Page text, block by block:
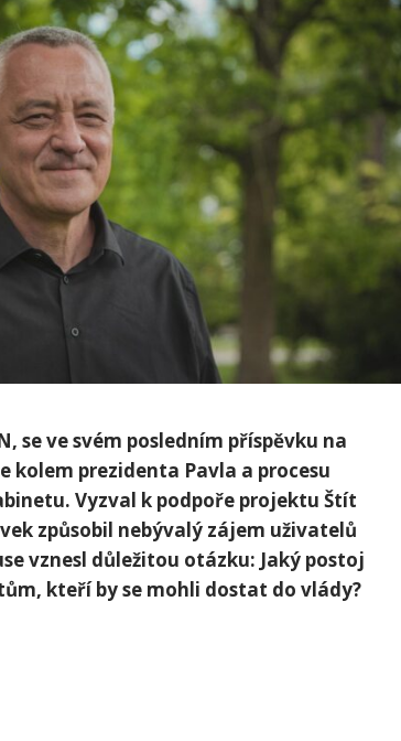
se ve svém posledním příspěvku na
kolem prezidenta Pavla a procesu
Vyzval k podpoře projektu Štít
způsobil nebývalý zájem uživatelů
vznesl důležitou otázku: Jaký postoj
kteří by se mohli dostat do vlády?